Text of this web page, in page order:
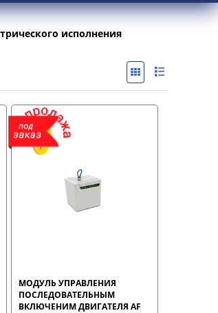
исполнения
МОДУЛЬ УПРАВЛЕНИЯ
ПОСЛЕДОВАТЕЛЬНЫМ
ВКЛЮЧЕНИМ ДВИГАТЕЛЯ AF